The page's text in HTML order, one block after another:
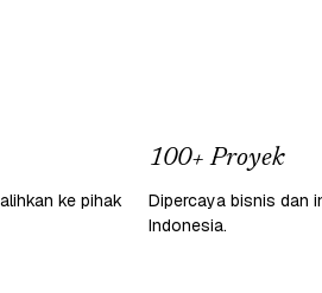
ke pihak
100+ Proyek
Dipercaya bisnis dan
Indonesia.